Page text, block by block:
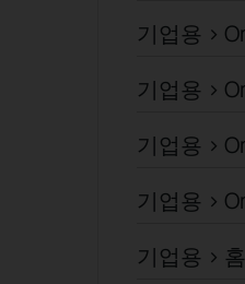
기업용 >
기업용 >
기업용 >
기업용 >
기업용 >